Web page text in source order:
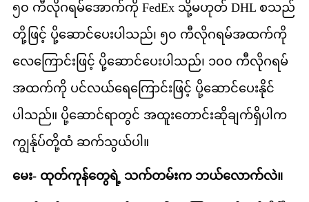
၅၀ ကီလိုဂရမ်အောက်ကို FedEx သို့မဟုတ် DHL စသည်
တို့ဖြင့် ပို့ဆောင်ပေးပါသည်၊ ၅၀ ကီလိုဂရမ်အထက်ကို
လေကြောင်းဖြင့် ပို့ဆောင်ပေးပါသည်၊ ၁၀၀ ကီလိုဂရမ်
အထက်ကို ပင်လယ်ရေကြောင်းဖြင့် ပို့ဆောင်ပေးနိုင်
ပါသည်။ ပို့ဆောင်ရာတွင် အထူးတောင်းဆိုချက်ရှိပါက
ကျွန်ုပ်တို့ထံ ဆက်သွယ်ပါ။
မေး- ထုတ်ကုန်တွေရဲ့ သက်တမ်းက ဘယ်လောက်လဲ။